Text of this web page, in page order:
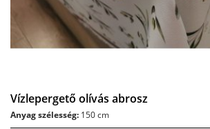
Vízlepergető olívás abrosz
Anyag szélesség: 150 cm